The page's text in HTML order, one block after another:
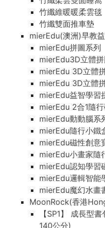
竹纖維暖暖柔雲毯
竹纖雙面推車墊
mierEdu(澳洲)早教
mierEdu拼圖系列
mierEdu3D立體
mierEdu 3D立體
mierEdu 3D立體
mierEdu益智學習
mierEdu 2合1隨
mierEdu動動腦系
mierEdu隨行小鐵
mierEdu磁性創意
mierEdu小畫家隨
mierEdu認知學習
mierEdu邏輯智能
mierEdu魔幻水畫
MoonRock(香港
【SP1】 成長型
140公分)